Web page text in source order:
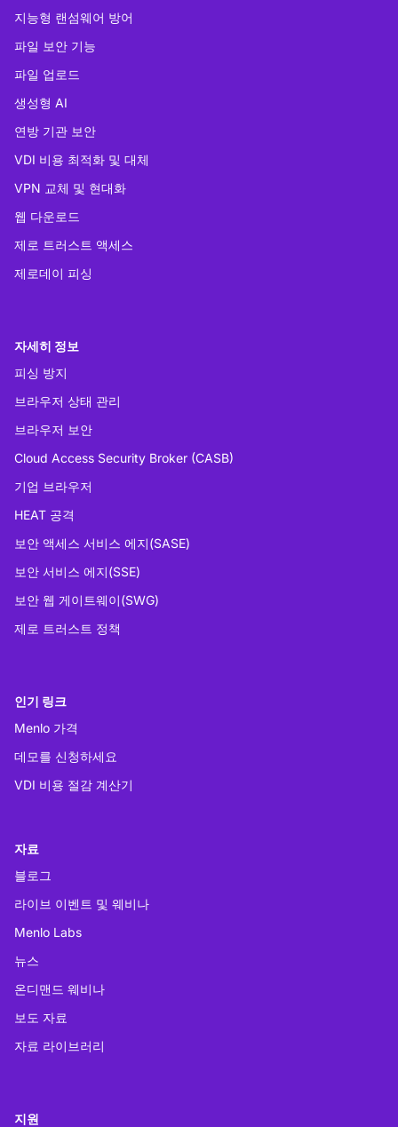
지능형 랜섬웨어 방어
파일 보안 기능
파일 업로드
생성형 AI
연방 기관 보안
VDI 비용 최적화 및 대체
VPN 교체 및 현대화
웹 다운로드
제로 트러스트 액세스
제로데이 피싱
자세히 정보
피싱 방지
브라우저 상태 관리
브라우저 보안
Cloud Access Security Broker (CASB)
기업 브라우저
HEAT 공격
보안 액세스 서비스 에지(SASE)
보안 서비스 에지(SSE)
보안 웹 게이트웨이(SWG)
제로 트러스트 정책
인기 링크
Menlo 가격
데모를 신청하세요
VDI 비용 절감 계산기
자료
블로그
라이브 이벤트 및 웨비나
Menlo Labs
뉴스
온디맨드 웨비나
보도 자료
자료 라이브러리
지원